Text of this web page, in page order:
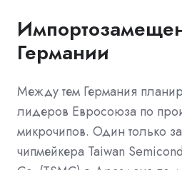
Германии
Между тем Германия
лидеров Евросоюза по
микрочипов. Один только
чипмейкера Taiwan